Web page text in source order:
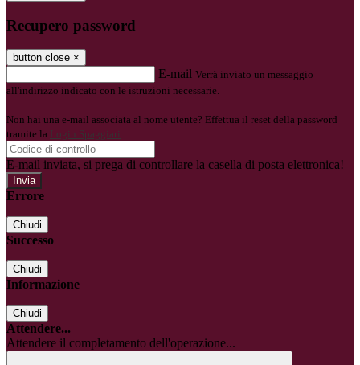
Recupero password
button close ×
E-mail Verrà inviato un messaggio
all'indirizzo indicato con le istruzioni necessarie.
Non hai una e-mail associata al nome utente? Effettua il reset della password
tramite la Login Spaggiari
E-mail inviata, si prega di controllare la casella di posta elettronica!
Errore
Chiudi
Successo
Chiudi
Informazione
Chiudi
Attendere...
Attendere il completamento dell'operazione...